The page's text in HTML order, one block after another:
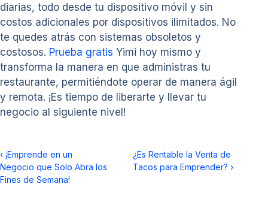
diarias, todo desde tu dispositivo móvil y sin
costos adicionales por dispositivos ilimitados. No
te quedes atrás con sistemas obsoletos y
costosos. Prueba gratis Yimi hoy mismo y
transforma la manera en que administras tu
restaurante, permitiéndote operar de manera ágil
y remota. ¡Es tiempo de liberarte y llevar tu
negocio al siguiente nivel!
‹ ¡Emprende en un
Negocio que Solo Abra los
Fines de Semana!
¿Es Rentable la Venta de
Tacos para Emprender? ›